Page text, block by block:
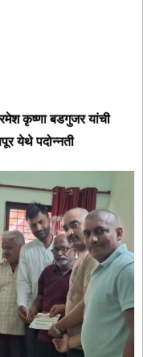
कृष्णा बडगुजर यांची
येथे पदोन्नती